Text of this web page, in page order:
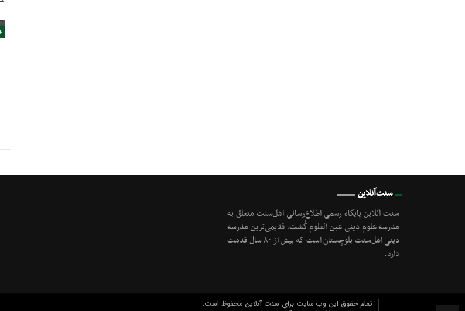
سنت‌آنلاین
سنت آنلاین پایگاه رسمی اطلاع‌رسانی اهل‌سنت متعلق به
مدرسه علوم دینی عین العلوم گُشت, قدیمی‌ترین مدرسه
دینی اهل‌سنت بلوچستان است که بیش از ۸۰ سال قدمت
دارد.
تمام حقوق این وب سایت برای سنت آنلاین محفوظ است.